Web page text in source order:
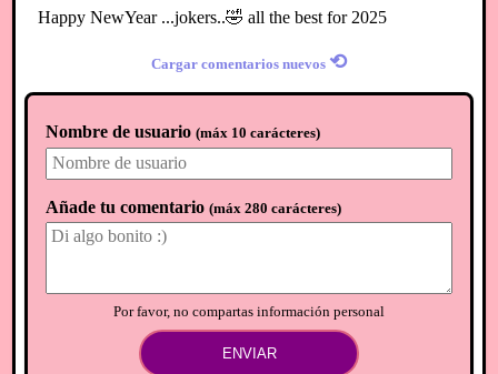
Happy NewYear ...jokers..🤣 all the best for 2025
Cargar comentarios nuevos ⟲
Nombre de usuario (máx 10 carácteres)
Añade tu comentario (máx 280 carácteres)
Por favor, no compartas información personal
ENVIAR